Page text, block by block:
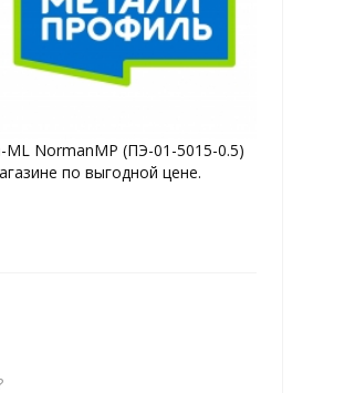
NormanMP (ПЭ-01-5015-0.5)
по выгодной цене.